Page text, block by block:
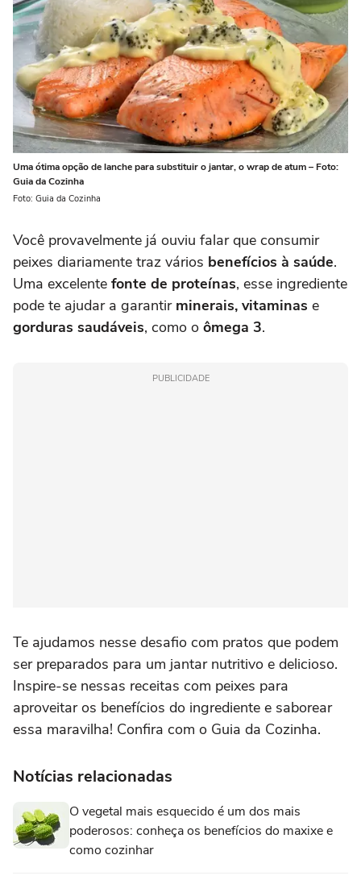
Uma ótima opção de lanche para substituir o jantar, o wrap de atum – Foto:
Guia da Cozinha
Foto: Guia da Cozinha
Você provavelmente já ouviu falar que consumir
peixes diariamente traz vários benefícios à saúde.
Uma excelente fonte de proteínas, esse ingrediente
pode te ajudar a garantir minerais, vitaminas e
gorduras saudáveis, como o ômega 3.
PUBLICIDADE
Te ajudamos nesse desafio com pratos que podem
ser preparados para um jantar nutritivo e delicioso.
Inspire-se nessas receitas com peixes para
aproveitar os benefícios do ingrediente e saborear
essa maravilha! Confira com o Guia da Cozinha.
Notícias relacionadas
O vegetal mais esquecido é um dos mais
poderosos: conheça os benefícios do maxixe e
como cozinhar